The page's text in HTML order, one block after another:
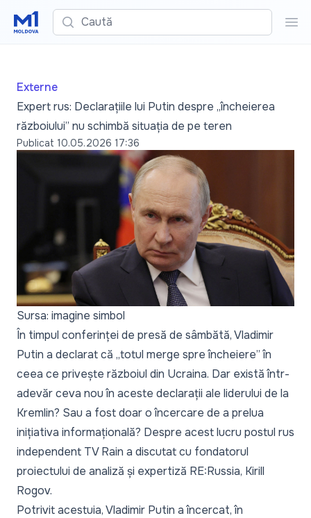
Caută
Externe
Expert rus: Declarațiile lui Putin despre „încheierea
războiului” nu schimbă situația de pe teren
Publicat 10.05.2026 17:36
Sursa: imagine simbol
În timpul conferinței de presă de sâmbătă, Vladimir
Putin a declarat că „totul merge spre încheiere”în
ceea ce privește războiul din Ucraina. Dar există într-
adevăr ceva nou în aceste declarații ale liderului de la
Kremlin? Sau a fost doar o încercare de a prelua
inițiativa informațională? Despre acest lucru postul rus
independent TV Rain a discutat cu fondatorul
proiectului de analiză și expertiză RE:Russia, Kirill
Rogov.
Potrivit acestuia, Vladimir Putin a încercat, în